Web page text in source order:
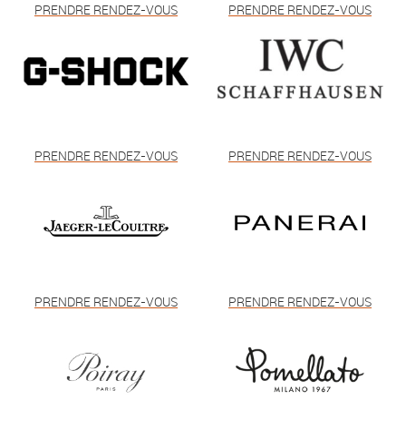
PRENDRE RENDEZ-VOUS PRENDRE RENDEZ-VOUS
PRENDRE RENDEZ-VOUS PRENDRE RENDEZ-VOUS
PRENDRE RENDEZ-VOUS PRENDRE RENDEZ-VOUS